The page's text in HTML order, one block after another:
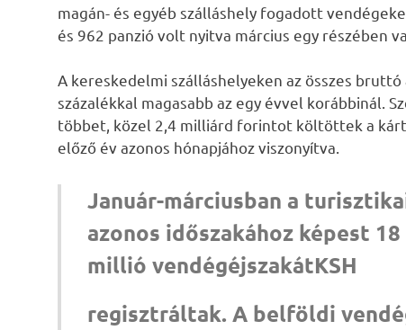
magán- és egyéb szálláshely fogadott
és 962 panzió volt nyitva március egy részében
A kereskedelmi szálláshelyeken az összes
százalékkal magasabb az egy évvel korábbinál.
többet, közel 2,4 milliárd forintot költöttek a
előző év azonos hónapjához viszonyítva.
Január-márciusban a
azonos időszakához képest
millió vendégéjszakátKSH
regisztráltak. A belföldi